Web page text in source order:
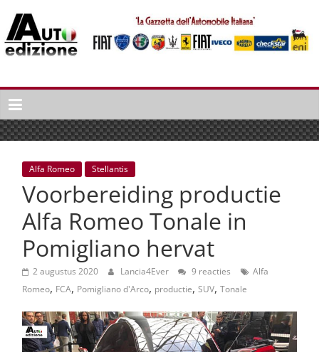
naar
inhoud
Auto
Edizione
La
Gazetta
dell'Automobile
Italiana
Italiaans
autonieuws
lifestyle
Alfa Romeo Stellantis
Voorbereiding productie
Alfa Romeo Tonale in
Pomigliano hervat
2 augustus 2020 Lancia4Ever 9 reacties
Alfa
Romeo, FCA, Pomigliano d'Arco, productie, SUV, Tonale